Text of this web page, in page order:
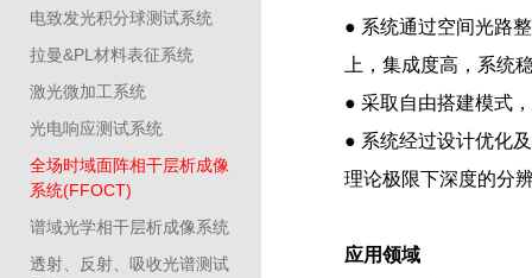
电致发光积分球测试系统
拉曼&PL材料表征系统
激光微加工系统
光电响应测试系统
全场时域面阵相干层析成像
系统(FFOCT)
谱域光学相干层析成像系统
透射、反射、吸收光谱测试
● 系统通过空间光路
上，集成度高，系统
● 采取自由搭建模式
● 系统经过设计优化
理论极限下深度的分
应用领域